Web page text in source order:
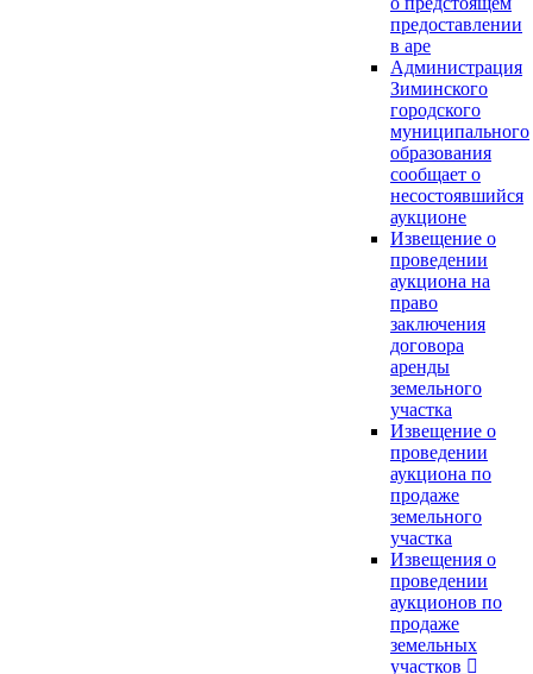
предоставлении
в аре
Администрация
Зиминского
городского
муниципального
образования
сообщает о
несостоявшийся
аукционе
Извещение о
проведении
аукциона на
право
заключения
договора
аренды
земельного
участка
Извещение о
проведении
аукциона по
продаже
земельного
участка
Извещения о
проведении
аукционов по
продаже
земельных
участков